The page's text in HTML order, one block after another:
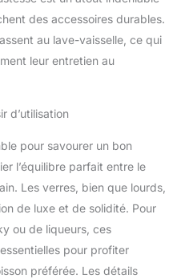
des accessoires durables.
au lave-vaisselle, ce qui
leur entretien au
d’utilisation
pour savourer un bon
l’équilibre parfait entre le
Les verres, bien que lourds,
de luxe et de solidité. Pour
ou de liqueurs, ces
pour profiter
préférée. Les détails